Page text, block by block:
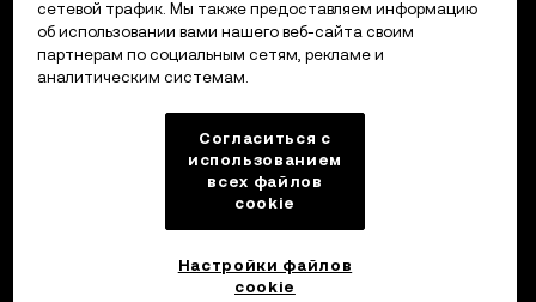
сетевой трафик. Мы также предоставляем информацию
об использовании вами нашего веб-сайта своим
партнерам по социальным сетям, рекламе и
аналитическим системам.
Согласиться с
использованием
всех файлов
cookie
Настройки файлов
cookie